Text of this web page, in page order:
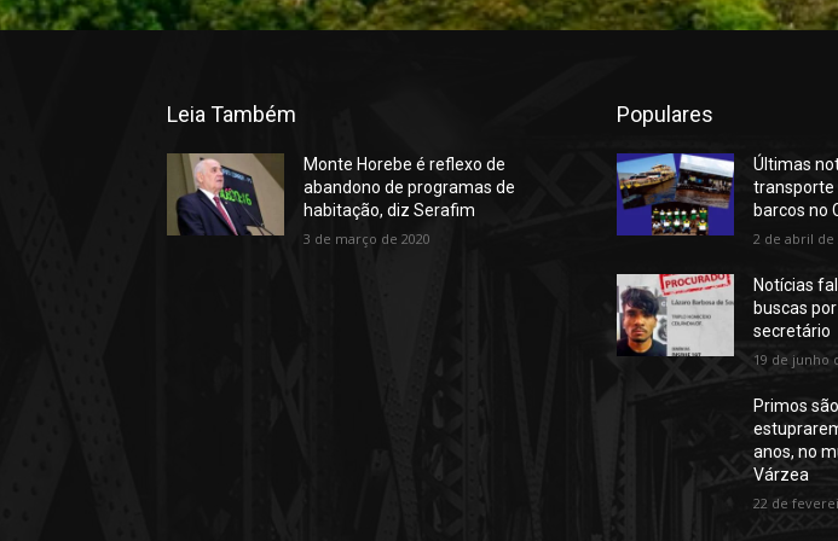
Leia Também
Monte Horebe é reflexo de
abandono de programas de
habitação, diz Serafim
3 de março de 2020
Populares
Últimas
transporte
barcos no
2 de abril de
Notícias
buscas
secretário
19 de junho
Primos
anos, no
Várzea
22 de